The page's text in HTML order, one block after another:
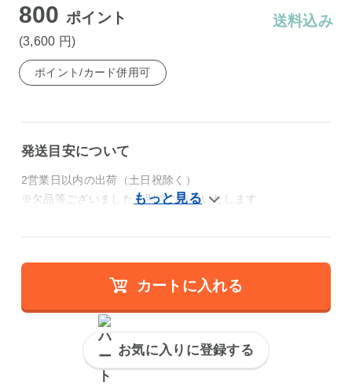
800ポイント
(3,600 円)
送料込み
ポイント/カード併用可
発送目安について
2営業日以内の出荷（土日祝除く）
※欠品等ございましたら別途ご連絡いたします
カートに入れる
お気に入りに登録する